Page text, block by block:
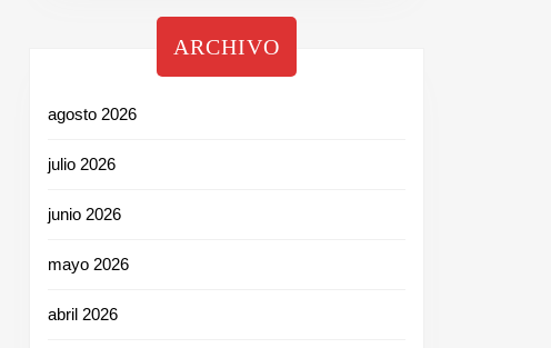
ARCHIVO
agosto 2026
julio 2026
junio 2026
mayo 2026
abril 2026